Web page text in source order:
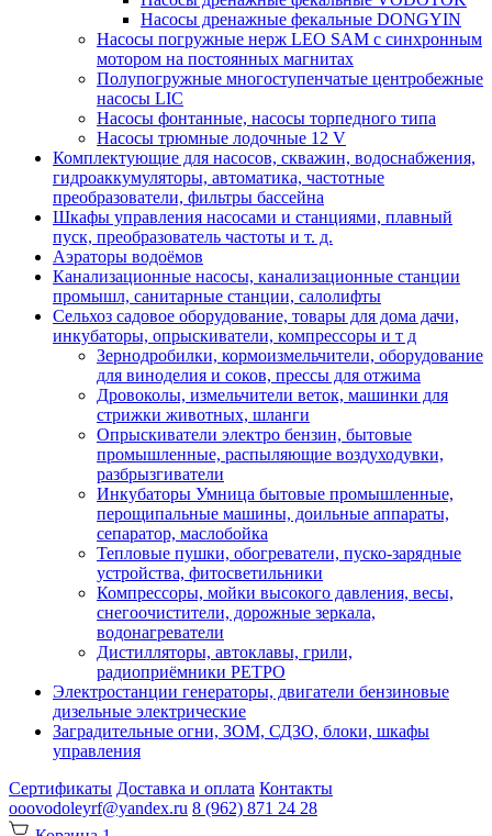
Насосы дренажные фекальные DONGYIN
Насосы погружные нерж LEO SAM с синхронным
мотором на постоянных магнитах
Полупогружные многоступенчатые центробежные
насосы LIC
Насосы фонтанные, насосы торпедного типа
Насосы трюмные лодочные 12 V
Комплектующие для насосов, скважин, водоснабжения,
гидроаккумуляторы, автоматика, частотные
преобразователи, фильтры бассейна
Шкафы управления насосами и станциями, плавный
пуск, преобразователь частоты и т. д.
Аэраторы водоёмов
Канализационные насосы, канализационные станции
промышл, санитарные станции, салолифты
Сельхоз садовое оборудование, товары для дома дачи,
инкубаторы, опрыскиватели, компрессоры и т д
Зернодробилки, кормоизмельчители, оборудование
для виноделия и соков, прессы для отжима
Дровоколы, измельчители веток, машинки для
стрижки животных, шланги
Опрыскиватели электро бензин, бытовые
промышленные, распыляющие воздуходувки,
разбрызгиватели
Инкубаторы Умница бытовые промышленные,
перощипальные машины, доильные аппараты,
сепаратор, маслобойка
Тепловые пушки, обогреватели, пуско-зарядные
устройства, фитосветильники
Компрессоры, мойки высокого давления, весы,
снегоочистители, дорожные зеркала,
водонагреватели
Дистилляторы, автоклавы, грили,
радиоприёмники РЕТРО
Электростанции генераторы, двигатели бензиновые
дизельные электрические
Заградительные огни, ЗОМ, СДЗО, блоки, шкафы
управления
Сертификаты Доставка и оплата Контакты
ooovodoleyrf@yandex.ru 8 (962) 871 24 28